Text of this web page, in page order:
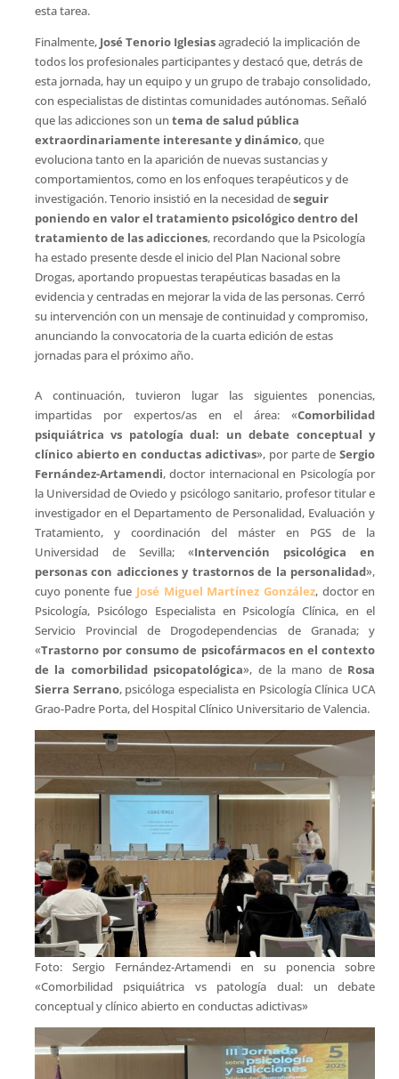
esta tarea.
Finalmente, José Tenorio Iglesiasagradeció la implicación de
todos los profesionales participantes y destacó que, detrás de
esta jornada, hay un equipo y un grupo de trabajo consolidado,
con especialistas de distintas comunidades autónomas. Señaló
que las adicciones son un tema de salud pública
extraordinariamente interesante y dinámico, que
evoluciona tanto en la aparición de nuevas sustancias y
comportamientos, como en los enfoques terapéuticos y de
investigación. Tenorio insistió en la necesidad deseguir
poniendo en valor el tratamiento psicológico dentro del
tratamiento de las adicciones, recordando que la Psicología
ha estado presente desde el inicio del Plan Nacional sobre
Drogas, aportando propuestas terapéuticas basadas en la
evidencia y centradas en mejorar la vida de las personas. Cerró
su intervención con un mensaje de continuidad y compromiso,
anunciando la convocatoria de la cuarta edición de estas
jornadas para el próximo año.
A continuación, tuvieron lugar las siguientes ponencias,
impartidas por expertos/as en el área: «Comorbilidad
psiquiátrica vs patología dual: un debate conceptual y
clínico abierto en conductas adictivas», por parte deSergio
Fernández-Artamendi, doctor internacional en Psicología por
la Universidad de Oviedo y psicólogo sanitario, profesor titular e
investigador en el Departamento de Personalidad, Evaluación y
Tratamiento, y coordinación del máster en PGS de la
Universidad de Sevilla; «Intervención psicológica en
personas con adicciones y trastornos de la personalidad»,
cuyo ponente fue José Miguel Martínez González, doctor en
Psicología, Psicólogo Especialista en Psicología Clínica, en el
Servicio Provincial de Drogodependencias de Granada; y
«Trastorno por consumo de psicofármacos en el contexto
de la comorbilidad psicopatológica», de la mano de Rosa
Sierra Serrano, psicóloga especialista en Psicología Clínica UCA
Grao-Padre Porta, del Hospital Clínico Universitario de Valencia.
Foto: Sergio Fernández-Artamendi en su ponencia sobre
«Comorbilidad psiquiátrica vs patología dual: un debate
conceptual y clínico abierto en conductas adictivas»